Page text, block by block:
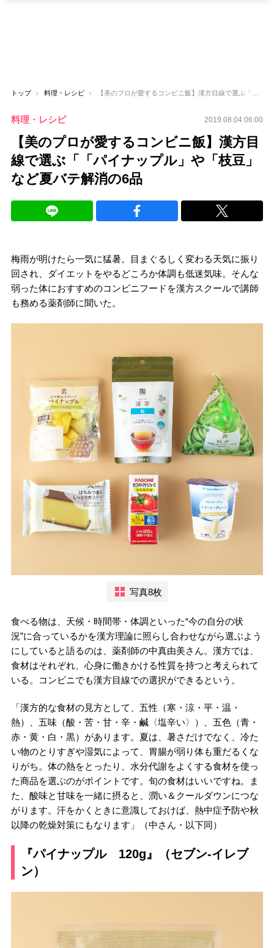
トップ 料理・レシピ
料理・レシピ 2019.08.04 06:00
【美のプロが愛するコンビニ飯】漢方目
線で選ぶ「「パイナップル」や「枝豆」
など夏バテ解消の6品
梅雨が明けたら一気に猛暑。目まぐるしく変わる天気に振り
回され、ダイエットをやるどころか体調も低迷気味。そんな
弱った体におすすめのコンビニフードを漢方スクールで講師
も務める薬剤師に聞いた。
写真8枚
食べる物は、天候・時間帯・体調といった“今の自分の状
況”に合っているかを漢方理論に照らし合わせながら選ぶよう
にしていると語るのは、薬剤師の中真由美さん。漢方では、
食材はそれぞれ、心身に働きかける性質を持つと考えられて
いる。コンビニでも漢方目線での選択ができるという。
「漢方的な食材の見方として、五性（寒・涼・平・温・
熱）、五味（酸・苦・甘・辛・鹹〈塩辛い〉）、五色（青・
赤・黄・白・黒）があります。夏は、暑さだけでなく、冷た
い物のとりすぎや湿気によって、胃腸が弱り体も重だるくな
りがち。体の熱をとったり、水分代謝をよくする食材を使っ
た商品を選ぶのがポイントです。旬の食材はいいですね。ま
た、酸味と甘味を一緒に摂ると、潤い＆クールダウンにつな
がります。汗をかくときに意識しておけば、熱中症予防や秋
以降の乾燥対策にもなります」（中さん・以下同）
『パイナップル 120g』（セブン-イレブ
ン）